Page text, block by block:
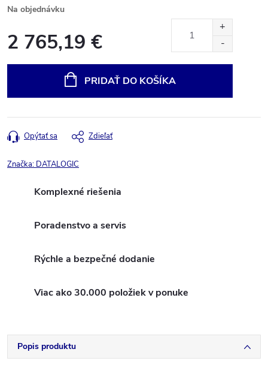
Na objednávku
2 765,19 €
PRIDAŤ DO KOŠÍKA
Opýtať sa Zdieľať
Značka: DATALOGIC
Komplexné riešenia
Poradenstvo a servis
Rýchle a bezpečné dodanie
Viac ako 30.000 položiek v ponuke
Popis produktu